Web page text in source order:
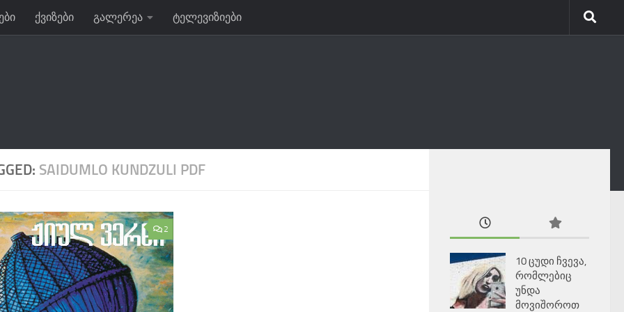
ქვიზები გალერეა ტელევიზიები
SAIDUMLO KUNDZULI PDF
2
10 ცუდი ჩვევა,
რომლებიც
უნდა
მოვიშოროთ